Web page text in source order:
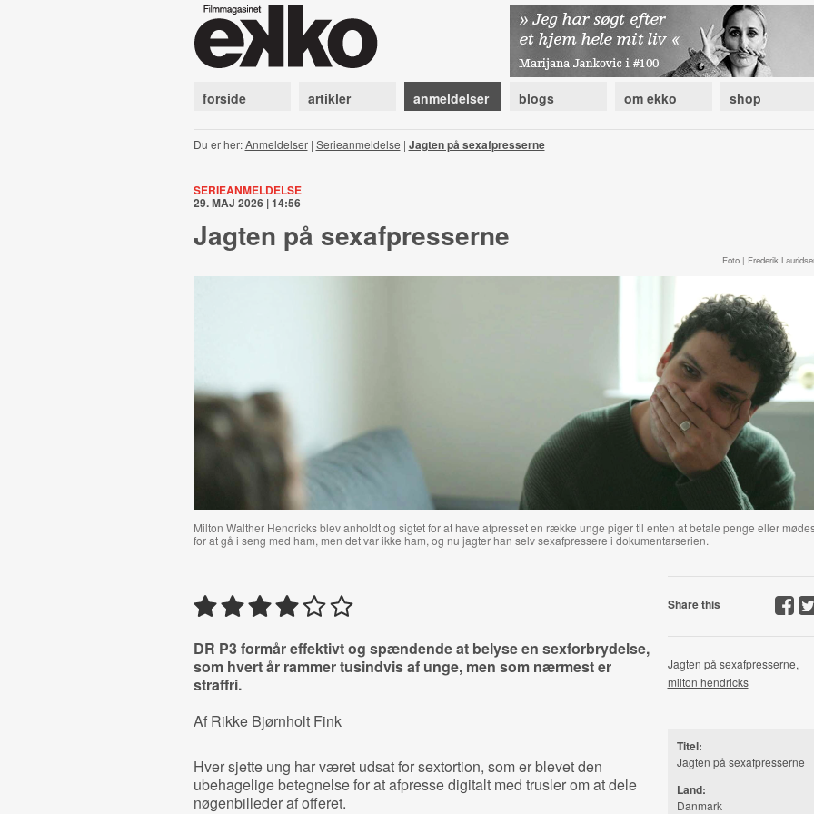
forside artikler anmeldelser blogs om ekko shop
Du er her:Anmeldelser| Serieanmeldelse | Jagten på sexafpresserne
SERIEANMELDELSE
29. MAJ 2026 | 14:56
Jagten på sexafpresserne
Foto | Frederik
Milton Walther Hendricks blev anholdt og sigtet for at have afpresset en række unge piger til enten at betale penge eller
for at gå i seng med ham, men det var ikke ham, og nu jagter han selv sexafpressere i dokumentarserien.
DR P3 formår effektivt og spændende at belyse en sexforbrydelse,
som hvert år rammer tusindvis af unge, men som nærmest er
straffri.
Af Rikke Bjørnholt Fink
Hver sjette ung har været udsat for sextortion, som er blevet den
ubehagelige betegnelse for at afpresse digitalt med trusler om at dele
nøgenbilleder af offeret.
Share this
Jagten på sexafpresserne,
milton hendricks
Titel:
Jagten på sexafpresserne
Land:
Danmark